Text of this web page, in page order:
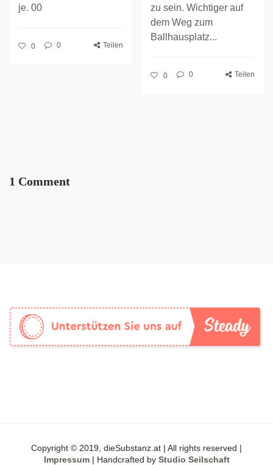
je. 00
0 0 Teilen
zu sein. Wichtiger auf
dem Weg zum
Ballhausplatz...
0 0 Teilen
1 Comment
Copyright © 2019, dieSubstanz.at | All rights reserved |
Impressum| Handcrafted by Studio Seilschaft